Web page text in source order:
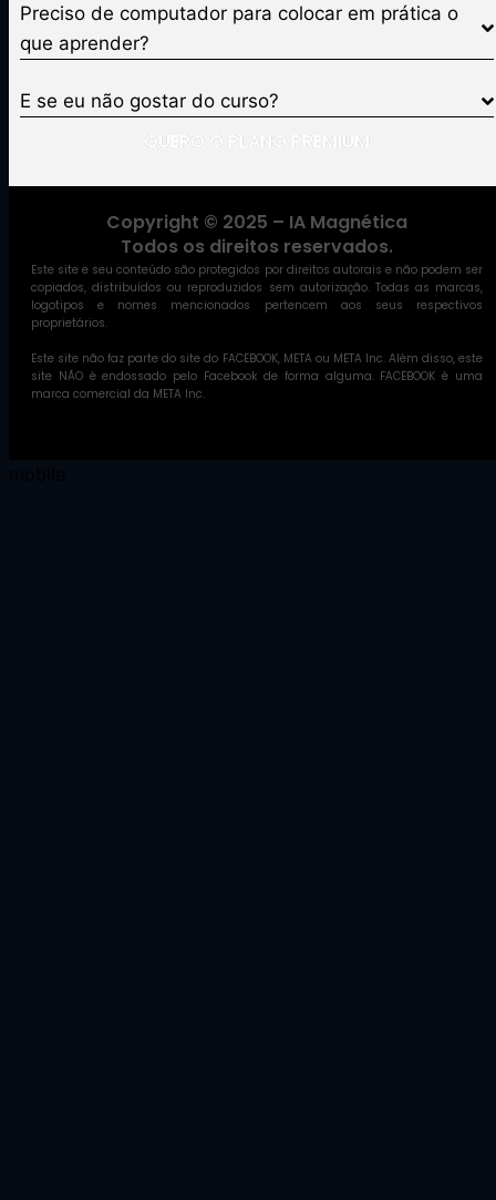
Preciso de computador para colocar em prática o
que aprender?
E se eu não gostar do curso?
QUERO O PLANO PREMIUM
Copyright © 2025 – IA Magnética
Todos os direitos reservados.
Este site e seu conteúdo são protegidos por direitos autorais e não podem ser
copiados, distribuídos ou reproduzidos sem autorização. Todas as marcas,
logotipos e nomes mencionados pertencem aos seus respectivos
proprietários.
Este site não faz parte do site do FACEBOOK, META ou META Inc. Além disso, este
site NÃO é endossado pelo Facebook de forma alguma. FACEBOOK é uma
marca comercial da META Inc.